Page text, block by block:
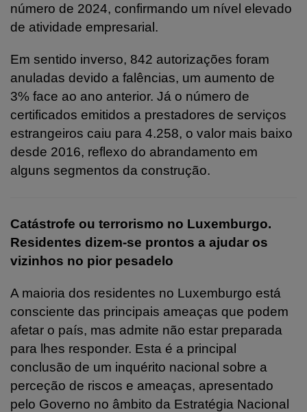
número de 2024, confirmando um nível elevado
de atividade empresarial.
Em sentido inverso, 842 autorizações foram
anuladas devido a falências, um aumento de
3% face ao ano anterior. Já o número de
certificados emitidos a prestadores de serviços
estrangeiros caiu para 4.258, o valor mais baixo
desde 2016, reflexo do abrandamento em
alguns segmentos da construção.
Catástrofe ou terrorismo no Luxemburgo.
Residentes dizem-se prontos a ajudar os
vizinhos no pior pesadelo
A maioria dos residentes no Luxemburgo está
consciente das principais ameaças que podem
afetar o país, mas admite não estar preparada
para lhes responder. Esta é a principal
conclusão de um inquérito nacional sobre a
perceção de riscos e ameaças, apresentado
pelo Governo no âmbito da Estratégia Nacional